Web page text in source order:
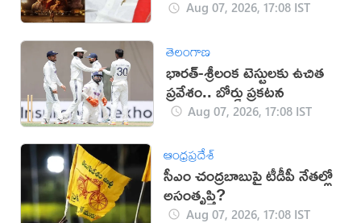
Aug 07, 2026, 17:08 IST
తెలంగాణ
భారత్-శ్రీలంక టెస్టులకు ఉచిత
ప్రవేశం.. బోర్డు ప్రకటన
Aug 07, 2026, 17:08 IST
ఆంధ్రప్రదేశ్
సీఎం చంద్రబాబుపై టీడీపీ నేతల్లో
అసంతృప్తి?
Aug 07, 2026, 17:08 IST